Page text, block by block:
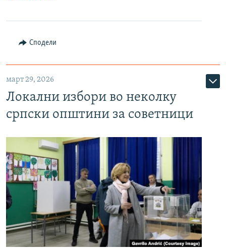
Сподели
март 29, 2026
Локални избори во неколку
српски општини за советници